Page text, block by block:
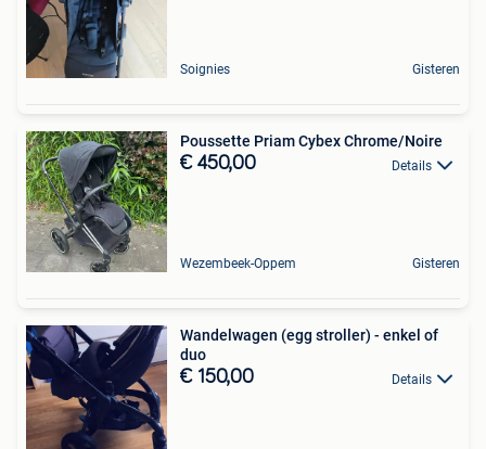
Soignies Gisteren
Poussette Priam Cybex Chrome/Noire
€ 450,00 Details
Wezembeek-Oppem Gisteren
Wandelwagen (egg stroller) - enkel of
duo
€ 150,00 Details